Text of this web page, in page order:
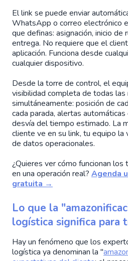
El link se puede enviar
WhatsApp o correo electrónico
que definas: asignación, inicio de
entrega. No requiere que el
aplicación. Funciona desde
cualquier dispositivo.
Desde la torre de control, el
visibilidad completa de todas las
simultáneamente: posición de
cada parada, alertas
desvía del tiempo estimado. La
cliente ve en su link, tu equipo la
de datos operacionales.
¿Quieres ver cómo funcionan
en una operación real? Agenda
gratuita →
Lo que la
logística significa para
Hay un fenómeno que los
logística ya denominan la "